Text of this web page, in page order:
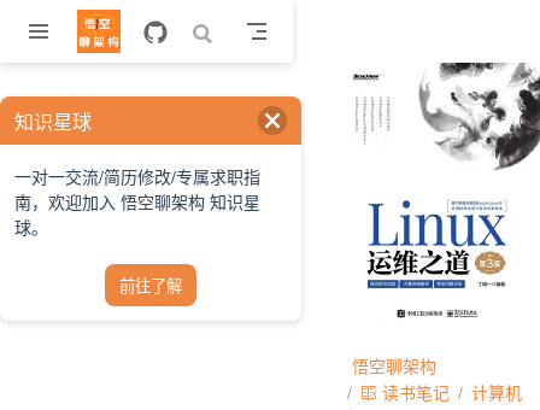
跳至主要內容
悟空聊架构
读书笔记
计算机
知识星球
一对一交流/简历修改/专属求职指
南，欢迎加入 悟空聊架构 知识星
球。
前往了解